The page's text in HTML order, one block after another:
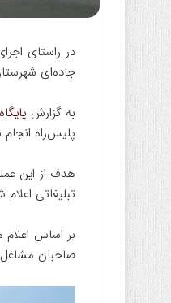
در راستای
جاده‌ای
به گزارش
پلیس‌راه
هدف از این
تبلیغاتی
بر اساس اعلام
صاحبان مشاغل